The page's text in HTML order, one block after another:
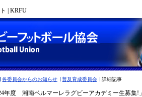
| KRFU
各委員会からのお知らせ 普及育成委員会 詳細記事
年度 湘南ベルマーレラグビーアカデミー生募集!」